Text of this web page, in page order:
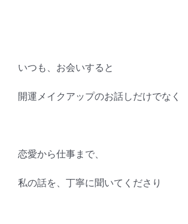
いつも、お会いすると
開運メイクアップのお話しだけでなく
恋愛から仕事まで、
私の話を、丁寧に聞いてくださり